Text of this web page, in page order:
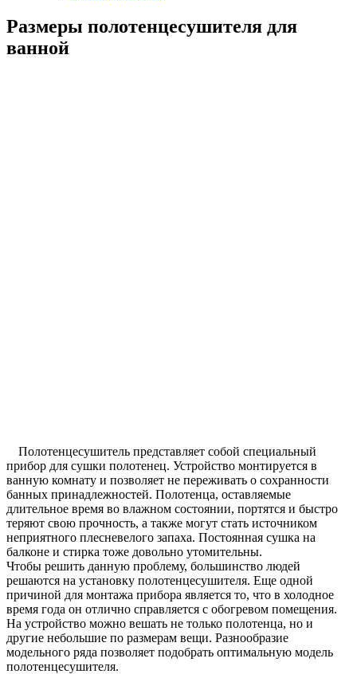
Размеры полотенцесушителя для
ванной
Полотенцесушитель представляет собой специальный
прибор для сушки полотенец. Устройство монтируется в
ванную комнату и позволяет не переживать о сохранности
банных принадлежностей. Полотенца, оставляемые
длительное время во влажном состоянии, портятся и быстро
теряют свою прочность, а также могут стать источником
неприятного плесневелого запаха. Постоянная сушка на
балконе и стирка тоже довольно утомительны.
Чтобы решить данную проблему, большинство людей
решаются на установку полотенцесушителя. Еще одной
причиной для монтажа прибора является то, что в холодное
время года он отлично справляется с обогревом помещения.
На устройство можно вешать не только полотенца, но и
другие небольшие по размерам вещи. Разнообразие
модельного ряда позволяет подобрать оптимальную модель
полотенцесушителя.